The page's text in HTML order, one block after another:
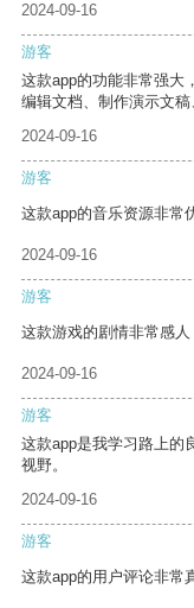
2024-09-16
游客
这款app的功能非常强大
编辑文档、制作演示文稿
2024-09-16
游客
这款app的音乐资源非常
2024-09-16
游客
这款游戏的剧情非常感人
2024-09-16
游客
这款app是我学习路上的
视野。
2024-09-16
游客
这款app的用户评论非常